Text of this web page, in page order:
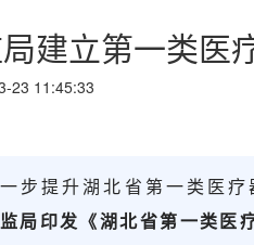
建立第一类医
23 11:45:33
步提升湖北省第一类医
局印发《湖北省第一类医